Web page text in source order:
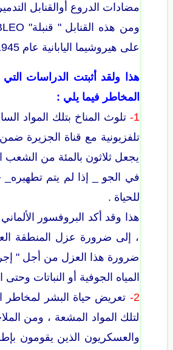
مضادات الدروع أوالقنابل
على هيروشيما اليابانية عام 1945" .
هذا ولقد أثبتت الدراسات
المخاطر فيما يلي :
1- تلوث المناخ بتلك المواد
تلفزيونية مع قناة الجزيرة
يجعل ثلاثون بالمئة من الشعب
للحياة .
، إلى ضرورة عزل المنطقة
ضرورة هذا العزل من أجل "
المياه الجوفية أو النباتات وحتى
2-
تعريض حياة البشر لمخاطر
لتلك المواد المشعة ، ومن
والعسكريون الذين يقومون